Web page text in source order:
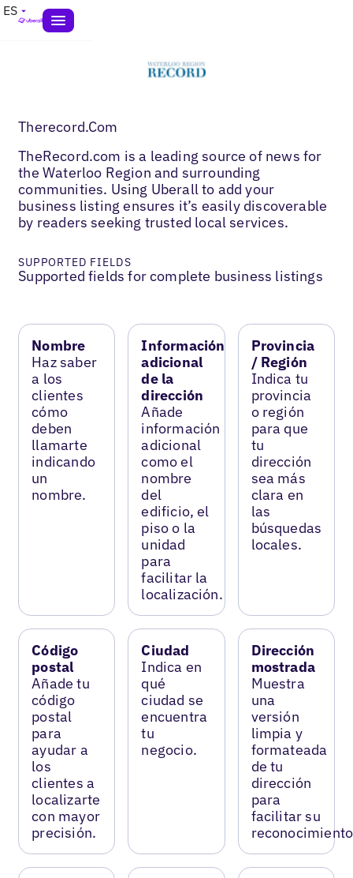
ES
Therecord.Com
TheRecord.com is a leading source of news for
the Waterloo Region and surrounding
communities. Using Uberall to add your
business listing ensures it’s easily discoverable
by readers seeking trusted local services.
SUPPORTED FIELDS
Supported fields for complete business listings
Nombre
Haz saber
a los
clientes
cómo
deben
llamarte
indicando
un
nombre.
Información
adicional
de la
dirección
Añade
información
adicional
como el
nombre
del
edificio, el
piso o la
unidad
para
facilitar la
localización.
Provincia
/ Región
Indica tu
provincia
o región
para que
tu
dirección
sea más
clara en
las
búsquedas
locales.
Código
postal
Añade tu
código
postal
para
ayudar a
los
clientes a
localizarte
con mayor
precisión.
Ciudad
Indica en
qué
ciudad se
encuentra
tu
negocio.
Dirección
mostrada
Muestra
una
versión
limpia y
formateada
de tu
dirección
para
facilitar su